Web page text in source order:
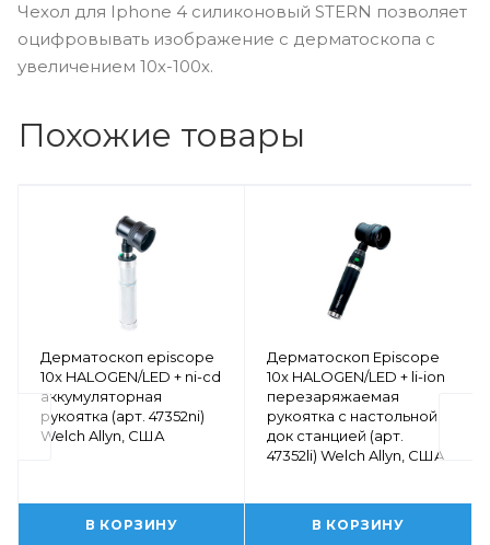
Чехол для Iphone 4 силиконовый STERN позволяет
оцифровывать изображение с дерматоскопа с
увеличением 10х-100х.
Похожие товары
Дерматоскоп episcope
10x HALOGEN/LED + ni-cd
аккумуляторная
рукоятка (арт. 47352ni)
Welch Allyn, США
В КОРЗИНУ
Дерматоскоп Episcope
10x HALOGEN/LED + li-ion
перезаряжаемая
рукоятка с настольной
док станцией (арт.
47352li) Welch Allyn, США
В КОРЗИНУ